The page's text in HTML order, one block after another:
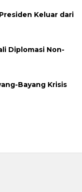
Keluar dari
Diplomasi Non-
Bayang Krisis